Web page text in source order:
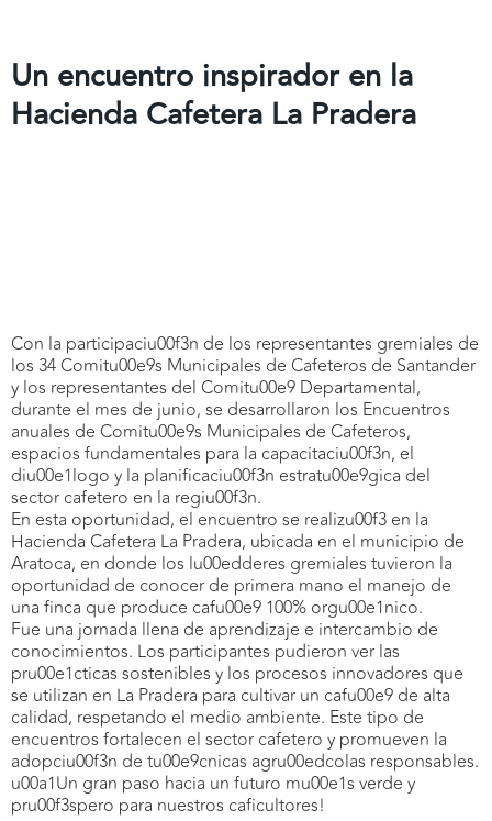
Un encuentro inspirador en la
Hacienda Cafetera La Pradera
Con la participaciu00f3n de los representantes gremiales de
los 34 Comitu00e9s Municipales de Cafeteros de Santander
y los representantes del Comitu00e9 Departamental,
durante el mes de junio, se desarrollaron los Encuentros
anuales de Comitu00e9s Municipales de Cafeteros,
espacios fundamentales para la capacitaciu00f3n, el
diu00e1logo y la planificaciu00f3n estratu00e9gica del
sector cafetero en la regiu00f3n.
En esta oportunidad, el encuentro se realizu00f3 en la
Hacienda Cafetera La Pradera, ubicada en el municipio de
Aratoca, en donde los lu00edderes gremiales tuvieron la
oportunidad de conocer de primera mano el manejo de
una finca que produce cafu00e9 100% orgu00e1nico.
Fue una jornada llena de aprendizaje e intercambio de
conocimientos. Los participantes pudieron ver las
pru00e1cticas sostenibles y los procesos innovadores que
se utilizan en La Pradera para cultivar un cafu00e9 de alta
calidad, respetando el medio ambiente. Este tipo de
encuentros fortalecen el sector cafetero y promueven la
adopciu00f3n de tu00e9cnicas agru00edcolas responsables.
u00a1Un gran paso hacia un futuro mu00e1s verde y
pru00f3spero para nuestros caficultores!